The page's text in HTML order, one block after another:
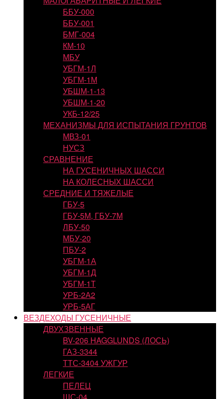
ББУ-000
ББУ-001
БМГ-004
КМ-10
МБУ
УБГМ-1Л
УБГМ-1М
УБШМ-1-13
УБШМ-1-20
УКБ-12/25
МЕХАНИЗМЫ ДЛЯ ИСПЫТАНИЯ ГРУНТОВ
МВЗ-01
НУСЗ
СРАВНЕНИЕ
НА ГУСЕНИЧНЫХ ШАССИ
НА КОЛЕСНЫХ ШАССИ
СРЕДНИЕ И ТЯЖЕЛЫЕ
ГБУ-5
ГБУ-5М, ГБУ-7М
ЛБУ-50
МБУ-20
ПБУ-2
УБГМ-1А
УБГМ-1Д
УБГМ-1Т
УРБ-2А2
УРБ-5АГ
ВЕЗДЕХОДЫ ГУСЕНИЧНЫЕ
ДВУХЗВЕННЫЕ
BV-206 HAGGLUNDS (ЛОСЬ)
ГАЗ-3344
ТТС-3404 УЖГУР
ЛЕГКИЕ
ПЕЛЕЦ